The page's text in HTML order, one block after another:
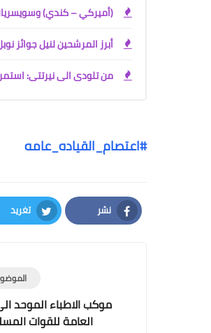
(أميركي – كندي)
أبرز المرشحين لنيل جوائز نوبل
من تلودى الى نيرتتى:
#اعتصام_القياده_عامه
نشر
Facebook
تغريد
Twitter
موكب الاطباء الموحد
العامة للقوات